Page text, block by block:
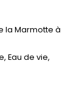
la Marmotte à
Eau de vie,